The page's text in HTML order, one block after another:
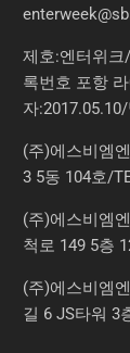
제호:엔터위
록번호 포항
자
(주)에스비엠
3 5동 104호/
(주)에스비엠
척로 149 5층
(주)에스비엠
길 6 JS타워 3